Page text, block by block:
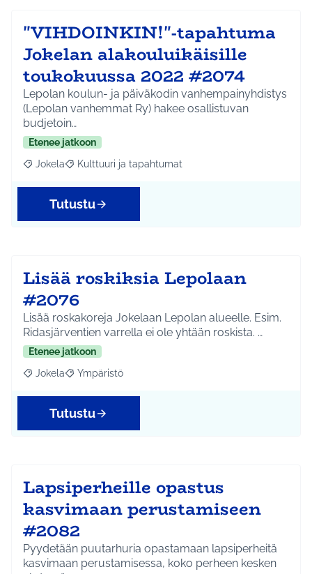
"VIHDOINKIN!"-tapahtuma
Jokelan alakouluikäisille
toukokuussa 2022 #2074
Lepolan koulun- ja päiväkodin vanhempainyhdistys
(Lepolan vanhemmat Ry) hakee osallistuvan
budjetoin…
Etenee jatkoon
Rajaa tulokset aihepiirin mukaan: Jokela
Jokela Rajaa tulokset teeman mukaan: Kulttuuri ja
Kulttuuri ja tapahtumat
Tutustu
Lisää roskiksia Lepolaan
#2076
Lisää roskakoreja Jokelaan Lepolan alueelle. Esim.
Ridasjärventien varrella ei ole yhtään roskista. …
Etenee jatkoon
Rajaa tulokset aihepiirin mukaan: Jokela
Jokela Rajaa tulokset teeman mukaan: Ympäristö
Ympäristö
Tutustu
Lapsiperheille opastus
kasvimaan perustamiseen
#2082
Pyydetään puutarhuria opastamaan lapsiperheitä
kasvimaan perustamisessa, koko perheen kesken